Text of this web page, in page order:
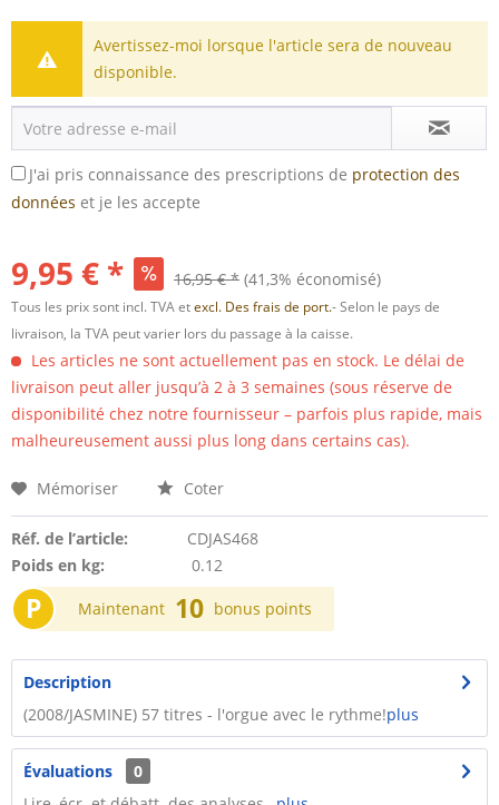
Avertissez-moi lorsque l'article sera de nouveau
disponible.
J'ai pris connaissance des prescriptions de protection des
données et je les accepte
9,95 € * 16,95 € * (41,3% économisé)
Tous les prix sont incl. TVA etexcl. Des frais de port.- Selon le pays de
livraison, la TVA peut varier lors du passage à la caisse.
Les articles ne sont actuellement pas en stock. Le délai de
livraison peut aller jusqu’à 2 à 3 semaines (sous réserve de
disponibilité chez notre fournisseur – parfois plus rapide, mais
malheureusement aussi plus long dans certains cas).
Mémoriser Coter
Réf. de l’article:
CDJAS468
Poids en kg:
0.12
P Maintenant 10 bonus points
Description
(2008/JASMINE) 57 titres - l'orgue avec le rythme!plus
Évaluations
0